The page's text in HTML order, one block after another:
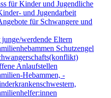
für Kinder und Jugendliche
und Jugendarbeit
für Schwangere und
werdende Eltern
Schutzengel
Anlaufstellen
Hebammen, -